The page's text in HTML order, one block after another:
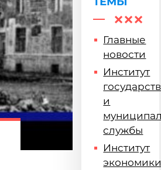
Главные
новости
Институт
и
службы
Институт